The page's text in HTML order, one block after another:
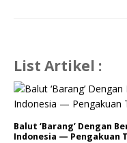
List Artikel :
Balut ‘Barang’ Dengan
Indonesia — Pengakuan